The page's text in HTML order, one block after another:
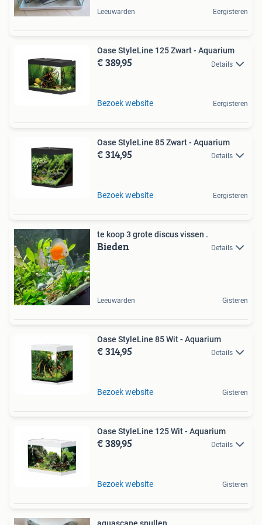
Leeuwarden Eergisteren
Oase StyleLine 125 Zwart - Aquarium
€ 389,95 Details
Bezoek website Eergisteren
Oase StyleLine 85 Zwart - Aquarium
€ 314,95 Details
Bezoek website Eergisteren
te koop 3 grote discus vissen .
Bieden Details
Leeuwarden Gisteren
Oase StyleLine 85 Wit - Aquarium
€ 314,95 Details
Bezoek website Gisteren
Oase StyleLine 125 Wit - Aquarium
€ 389,95 Details
Bezoek website Gisteren
aquascape spullen